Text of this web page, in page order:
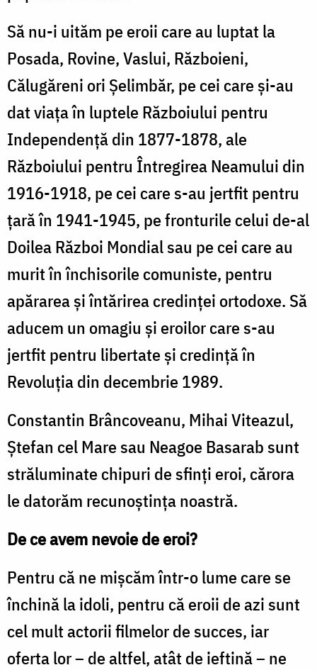
Să nu-i uităm pe eroii care au luptat la
Posada, Rovine, Vaslui, Războieni,
Călugăreni ori Şelimbăr, pe cei care şi-au
dat viaţa în luptele Războiului pentru
Independenţă din 1877-1878, ale
Războiului pentru Întregirea Neamului din
1916-1918, pe cei care s-au jertfit pentru
ţară în 1941-1945, pe fronturile celui de-al
Doilea Război Mondial sau pe cei care au
murit în închisorile comuniste, pentru
apărarea şi întărirea credinţei ortodoxe. Să
aducem un omagiu şi eroilor care s-au
jertfit pentru libertate şi credinţă în
Revoluţia din decembrie 1989.
Constantin Brâncoveanu, Mihai Viteazul,
Ştefan cel Mare sau Neagoe Basarab sunt
străluminate chipuri de sfinţi eroi, cărora
le datorăm recunoştinţa noastră.
De ce avem nevoie de eroi?
Pentru că ne mişcăm într-o lume care se
închină la idoli, pentru că eroii de azi sunt
cel mult actorii filmelor de succes, iar
oferta lor – de altfel, atât de ieftină – ne